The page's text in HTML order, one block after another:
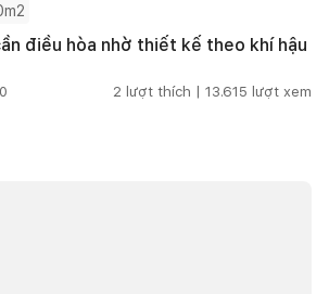
điều hòa nhờ thiết kế theo khí hậu
2 lượt thích | 13.615 lượt xem